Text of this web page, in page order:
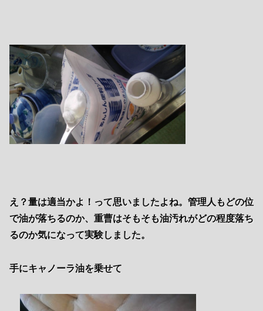
え？量は適当かよ！って思いましたよね。管理人もどの位
で油が落ちるのか、重曹はそもそも油汚れがどの程度落ち
るのか気になって実験しました。
手にキャノーラ油を乗せて